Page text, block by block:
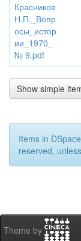
Красников
Н.П._Вопр
осы_истор
ии_1970_
№ 9.pdf
Show simple
Items in
reserved,
Theme by